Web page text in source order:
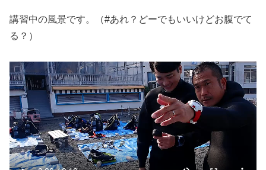
講習中の風景です。（#あれ？どーでもいいけどお腹でて
る？）